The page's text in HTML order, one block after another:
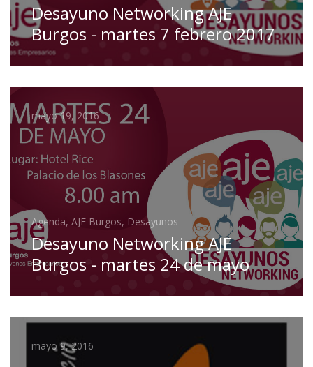
Desayuno Networking AJE
Burgos - martes 7 febrero 2017
mayo 19, 2016
Agenda, AJE Burgos, Desayunos
Desayuno Networking AJE
Burgos - martes 24 de mayo
mayo 9, 2016